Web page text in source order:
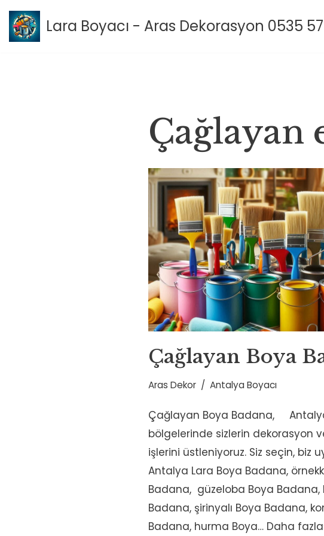
İçeriğe Lara Boyacı - Aras Dekorasyon 0535
Çağlayan
Çağlayan Boya
Aras Dekor Antalya Boyacı
Çağlayan Boya Badana,
bölgelerinde sizlerin dekorasyon
işlerini üstleniyoruz. Siz seçin, biz
Antalya Lara Boya Badana,
Badana, güzeloba Boya Badana,
Badana, şirinyalı Boya Badana,
Badana, hurma Boya… Daha